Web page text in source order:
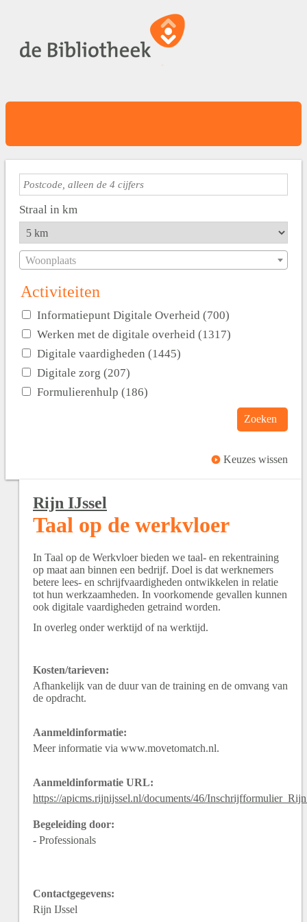
Straal in km
Woonplaats
Activiteiten
Informatiepunt Digitale Overheid (700)
Werken met de digitale overheid (1317)
Digitale vaardigheden (1445)
Digitale zorg (207)
Formulierenhulp (186)
Zoeken
Keuzes wissen
Rijn IJssel
Taal op de werkvloer
In Taal op de Werkvloer bieden we taal- en rekentraining
op maat aan binnen een bedrijf. Doel is dat werknemers
betere lees- en schrijfvaardigheden ontwikkelen in relatie
tot hun werkzaamheden. In voorkomende gevallen kunnen
ook digitale vaardigheden getraind worden.
In overleg onder werktijd of na werktijd.
Kosten/tarieven:
Afhankelijk van de duur van de training en de omvang van
de opdracht.
Aanmeldinformatie:
Meer informatie via www.movetomatch.nl.
Aanmeldinformatie URL:
https://apicms.rijnijssel.nl/documents/46/
Begeleiding door:
- Professionals
Contactgegevens:
Rijn IJssel